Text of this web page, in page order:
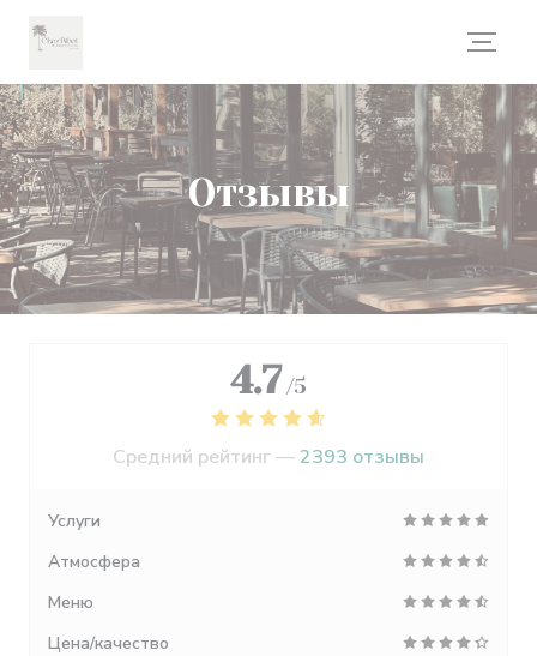
Отзывы
4.7 /5
Средний рейтинг —2393 отзывы
Услуги
Атмосфера
Меню
Цена/качество